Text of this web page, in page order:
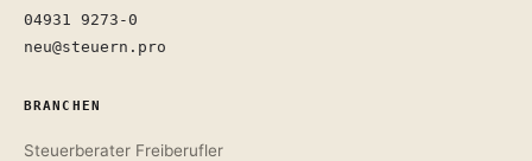
04931 9273-0
neu@steuern.pro
BRANCHEN
Steuerberater Freiberufler